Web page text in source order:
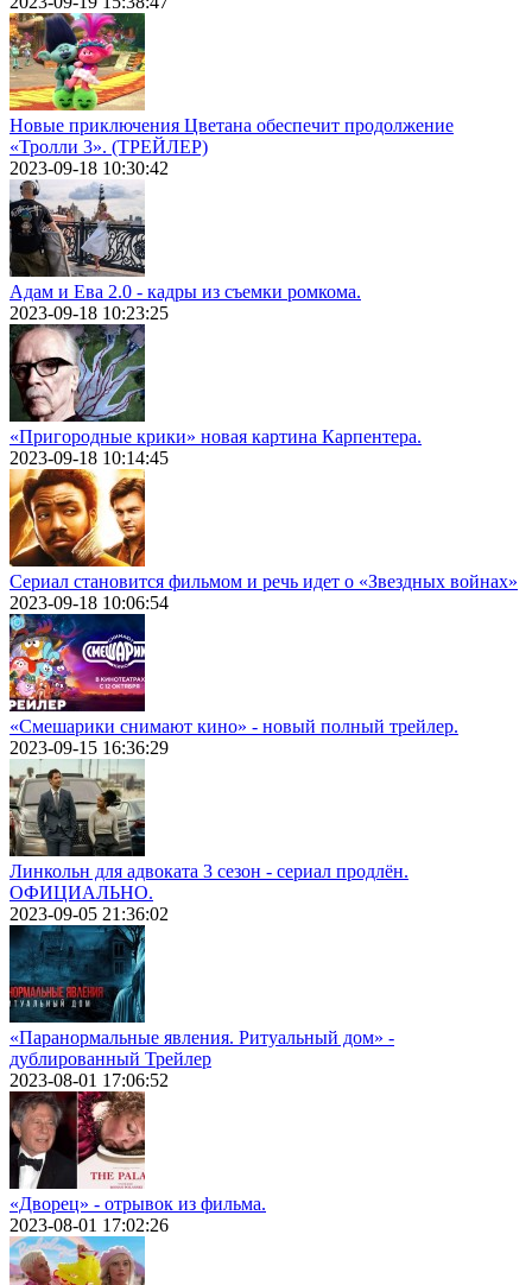
Новые приключения Цветана обеспечит продолжение
«Тролли 3». (ТРЕЙЛЕР)
2023-09-18 10:30:42
Адам и Ева 2.0 - кадры из съемки ромкома.
2023-09-18 10:23:25
«Пригородные крики» новая картина Карпентера.
2023-09-18 10:14:45
Сериал становится фильмом и речь идет о «Звездных войнах»
2023-09-18 10:06:54
«Смешарики снимают кино» - новый полный трейлер.
2023-09-15 16:36:29
Линкольн для адвоката 3 сезон - сериал продлён.
ОФИЦИАЛЬНО.
2023-09-05 21:36:02
«Паранормальные явления. Ритуальный дом» -
дублированный Трейлер
2023-08-01 17:06:52
«Дворец» - отрывок из фильма.
2023-08-01 17:02:26